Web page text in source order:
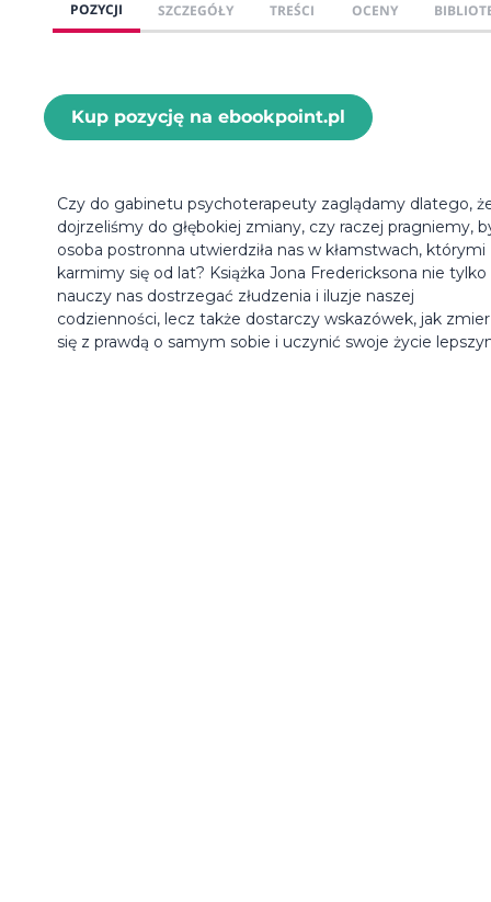
POZYCJI
SZCZEGÓŁY
TREŚCI
OCENY
Kup pozycję na ebookpoint.pl
Czy do gabinetu psychoterapeuty zaglądamy dlatego,
dojrzeliśmy do głębokiej zmiany, czy raczej pragniemy,
osoba postronna utwierdziła nas w kłamstwach, którymi
karmimy się od lat? Książka Jona Fredericksona nie tylko
nauczy nas dostrzegać złudzenia i iluzje naszej
codzienności, lecz także dostarczy wskazówek, jak
się z prawdą o samym sobie i uczynić swoje życie